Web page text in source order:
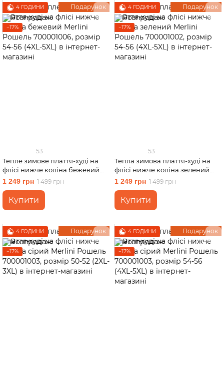
Подарунок
4 ГОДИНИ
−17%
53
Тепле зимове плаття-худі на
флісі нижче коліна бежевий
Merlini Рошель 700001006,
розмір 54-56 (4XL-5XL)
1 249 грн 1 499 грн
Купити
Подарунок
4 ГОДИНИ
−17%
53
Тепла зимова плаття-худі на
флісі нижче коліна зелений
Merlini Рошель 700001002,
розмір 54-56 (4XL-5XL)
1 249 грн 1 499 грн
Купити
Подарунок
4 ГОДИНИ
−17%
Подарунок
4 ГОДИНИ
−17%